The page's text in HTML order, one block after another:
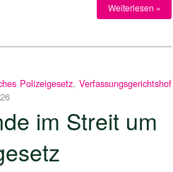
Weiterlesen »
Polizeigesetz,Verfassungsgerichtshof
im Streit um